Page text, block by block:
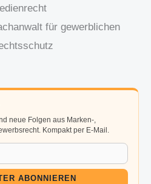
für gewerblichen
neue Folgen aus Marken-,
Kompakt per E-Mail.
ABONNIEREN